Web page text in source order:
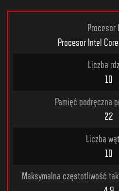
Procesor
Procesor Intel
Liczba
10
Pamięć podręczna
22
Liczba
10
Maksymalna częstotliwość